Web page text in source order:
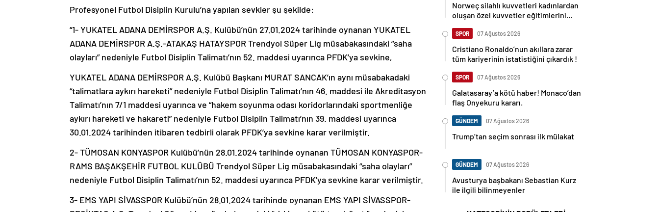
Profesyonel Futbol Disiplin Kurulu’na yapılan sevkler şu şekilde:
“1- YUKATEL ADANA DEMİRSPOR A.Ş. Kulübü’nün 27.01.2024 tarihinde oynanan YUKATEL
ADANA DEMİRSPOR A.Ş.-ATAKAŞ HATAYSPOR Trendyol Süper Lig müsabakasındaki “saha
olayları” nedeniyle Futbol Disiplin Talimatı’nın 52. maddesi uyarınca PFDK’ya sevkine,
YUKATEL ADANA DEMİRSPOR A.Ş. Kulübü Başkanı MURAT SANCAK’ın aynı müsabakadaki
“talimatlara aykırı hareketi” nedeniyle Futbol Disiplin Talimatı’nın 46. maddesi ile Akreditasyon
Talimatı’nın 7/1 maddesi uyarınca ve “hakem soyunma odası koridorlarındaki sportmenliğe
aykırı hareketi ve hakareti” nedeniyle Futbol Disiplin Talimatı’nın 39. maddesi uyarınca
30.01.2024 tarihinden itibaren tedbirli olarak PFDK’ya sevkine karar verilmiştir.
2- TÜMOSAN KONYASPOR Kulübü’nün 28.01.2024 tarihinde oynanan TÜMOSAN KONYASPOR-
RAMS BAŞAKŞEHİR FUTBOL KULÜBÜ Trendyol Süper Lig müsabakasındaki “saha olayları”
nedeniyle Futbol Disiplin Talimatı’nın 52. maddesi uyarınca PFDK’ya sevkine karar verilmiştir.
3- EMS YAPI SİVASSPOR Kulübü’nün 28.01.2024 tarihinde oynanan EMS YAPI SİVASSPOR-
Norweç silahlı kuvvetleri kadınlardan
oluşan özel kuvvetler eğitimlerini
SPOR 07 Ağustos 2026
Cristiano Ronaldo’nun akıllara zarar
tüm kariyerinin istatistiğini çıkardık !
SPOR 07 Ağustos 2026
Galatasaray’a kötü haber! Monaco’dan
flaş Onyekuru kararı.
GÜNDEM 07 Ağustos 2026
Trump’tan seçim sonrası ilk mülakat
GÜNDEM 07 Ağustos 2026
Avusturya başbakanı Sebastian Kurz
ile ilgili bilinmeyenler